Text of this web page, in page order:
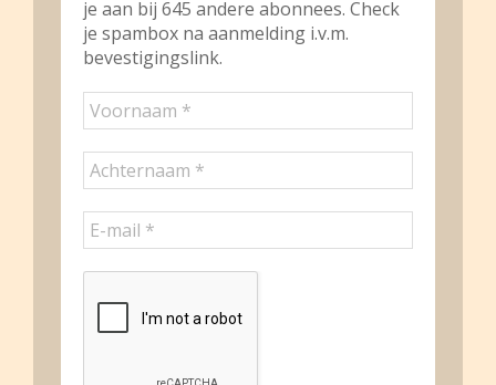
je aan bij 645 andere abonnees. Check
je spambox na aanmelding i.v.m.
bevestigingslink.